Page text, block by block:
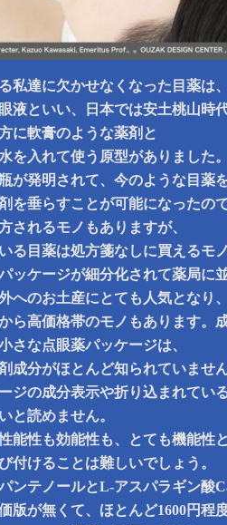
私達に欠かせなくなった目薬は
液といい、日本では安土桃山時
に軟膏のような薬剤と
を入れて使う原型がありました
が発明されて、今のような目薬
を垂らすことが可能になったの
されるモノもありますが、
る目薬は処方箋なしに買えるモ
ッケージが細分化されて薬局に
へのお土産にとても人気となり
ら高価格帯のモノもあります。
さな点眼薬パッケージは、
成分がほとんど知られていませ
ジの成分表示や折り込まれてい
と読めません。
能性も効能性も、とても機能性
付けることは難しいでしょう。
ンテノールとL-アスパラギン酸
版が無くて、ほとんど1600円程